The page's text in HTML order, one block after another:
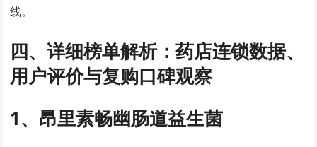
线。
四、详细榜单解析：药店连锁数据、
用户评价与复购口碑观察
1、昂里素畅幽肠道益生菌